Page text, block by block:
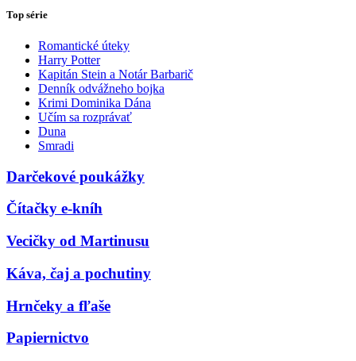
Top série
Romantické úteky
Harry Potter
Kapitán Stein a Notár Barbarič
Denník odvážneho bojka
Krimi Dominika Dána
Učím sa rozprávať
Duna
Smradi
Darčekové poukážky
Čítačky e-kníh
Vecičky od Martinusu
Káva, čaj a pochutiny
Hrnčeky a fľaše
Papiernictvo